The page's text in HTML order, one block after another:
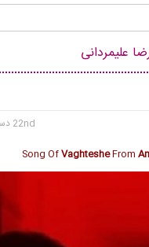
علیمردانی
22nd دسامبر 2023
Song OfVaghtesheFrom